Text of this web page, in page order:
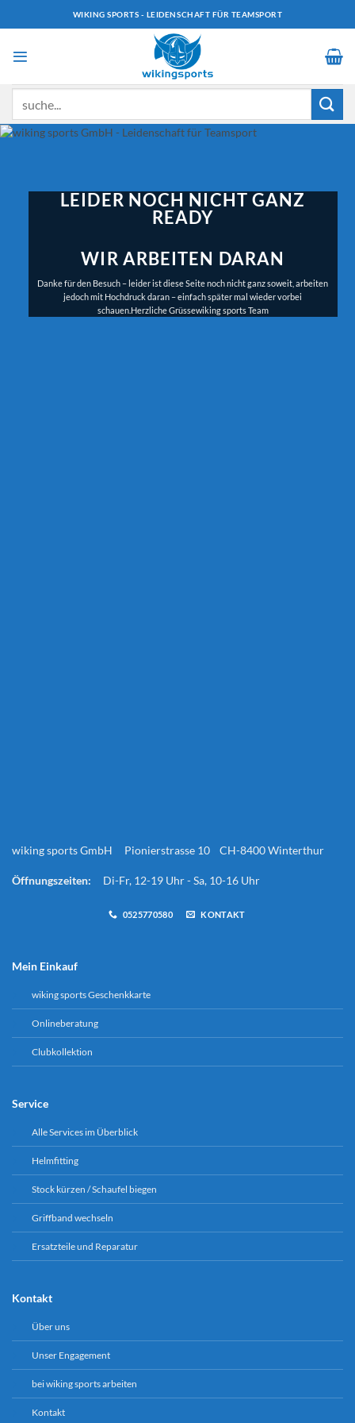
WIKING SPORTS - LEIDENSCHAFT FÜR TEAMSPORT
LEIDER NOCH NICHT GANZ
READY
WIR ARBEITEN DARAN
Danke für den Besuch – leider ist diese Seite noch nicht ganz soweit, arbeiten
jedoch mit Hochdruck daran – einfach später mal wieder vorbei
schauen.Herzliche Grüssewiking sports Team
wiking sports GmbH Pionierstrasse 10 CH-8400 Winterthur
Öffnungszeiten: Di-Fr, 12-19 Uhr - Sa, 10-16 Uhr
0525770580 KONTAKT
Mein Einkauf
wiking sports Geschenkkarte
Onlineberatung
Clubkollektion
Service
Alle Services im Überblick
Helmfitting
Stock kürzen / Schaufel biegen
Griffband wechseln
Ersatzteile und Reparatur
Kontakt
Über uns
Unser Engagement
bei wiking sports arbeiten
Kontakt